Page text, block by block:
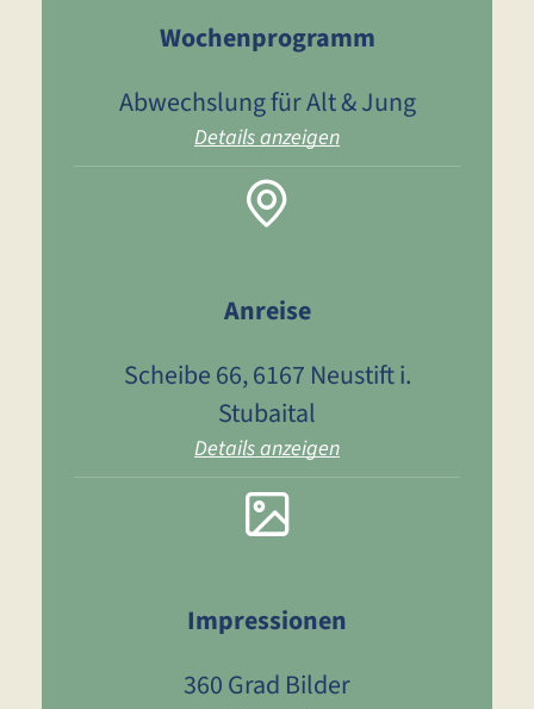
Wochenprogramm
Abwechslung für Alt & Jung
Details anzeigen
Anreise
Scheibe 66, 6167 Neustift i.
Stubaital
Details anzeigen
Impressionen
360 Grad Bilder